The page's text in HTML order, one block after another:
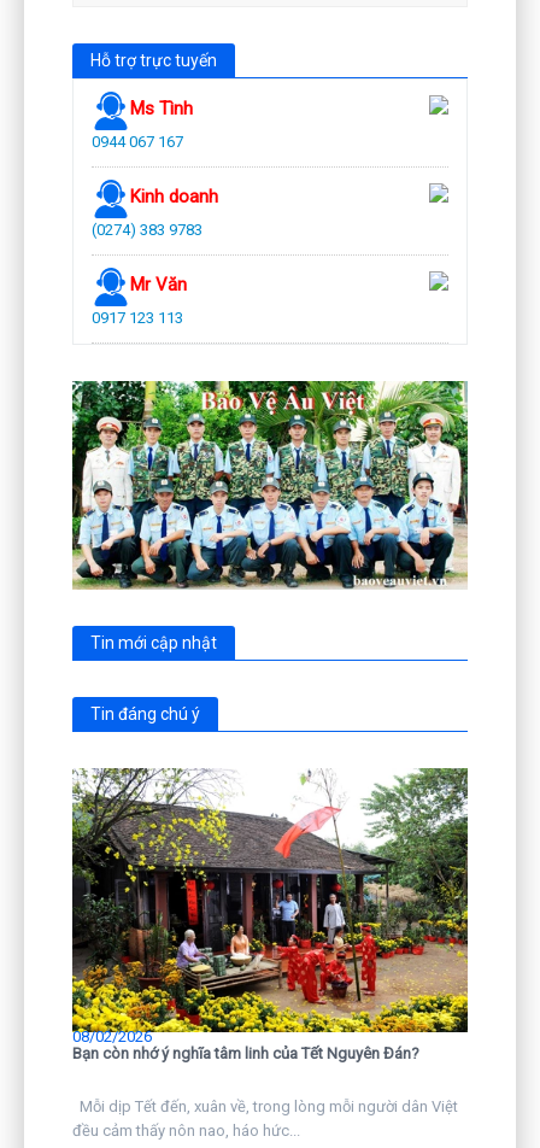
Hỗ trợ trực tuyến
Ms Tình
0944 067 167
Kinh doanh
(0274) 383 9783
Mr Văn
0917 123 113
Tin mới cập nhật
Tin đáng chú ý
Bạn còn nhớ ý nghĩa tâm linh của Tết Nguyên Đán?
08/02/2026
Mỗi dịp Tết đến, xuân về, trong lòng mỗi người dân Việt
đều cảm thấy nôn nao, háo hức...